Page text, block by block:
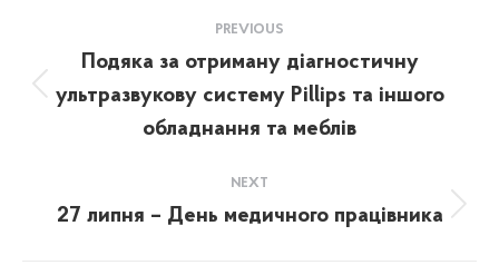
navigation
PREVIOUS
Previous
post:
Подяка за отриману діагностичну
ультразвукову систему Pillips та іншого
обладнання та меблів
NEXT
Next
27 липня – День медичного працівника